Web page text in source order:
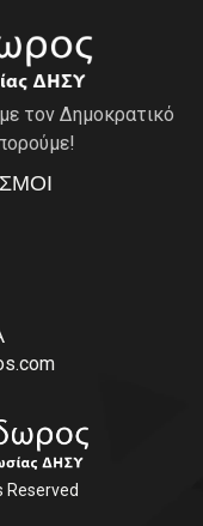
τον Δημοκρατικό
Reserved